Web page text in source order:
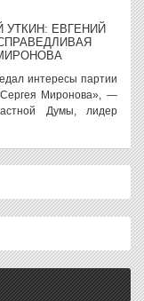
ЕВГЕНИЙ
интересы партии
Миронова», —
Думы, лидер